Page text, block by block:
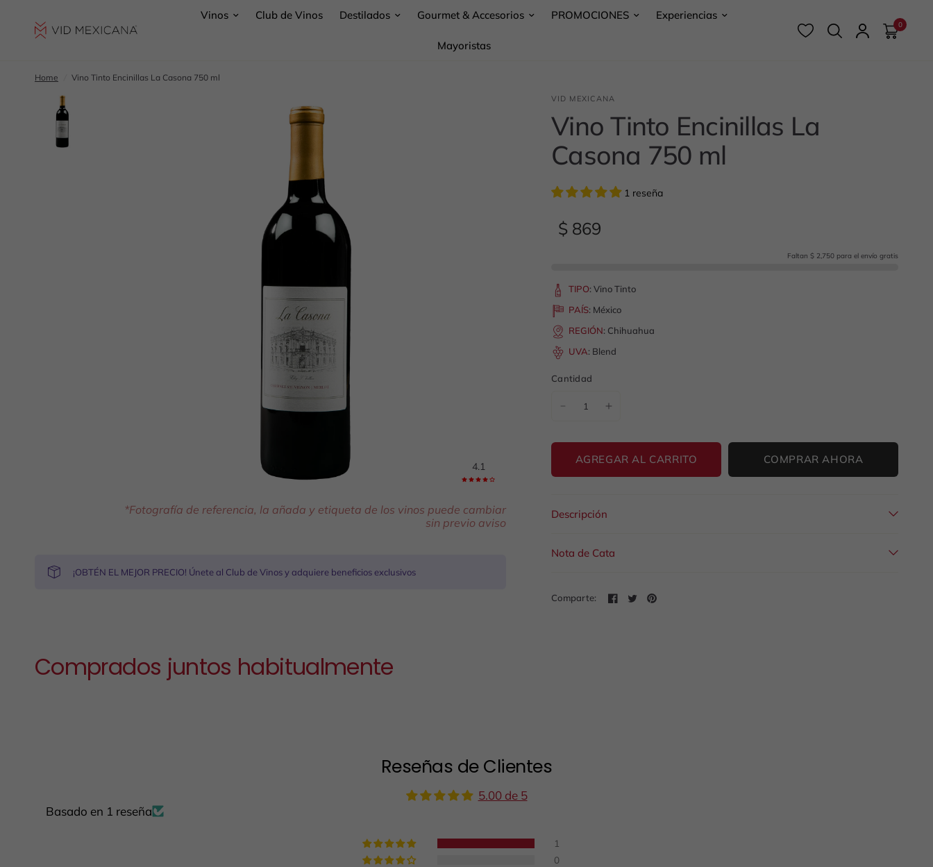
Vinos Club de Vinos Destilados Gourmet & Accesorios PROMOCIONES Experiencias
Mayoristas
0
Home Vino Tinto Encinillas La Casona 750 ml
4.1
*Fotografía de referencia, la añada y etiqueta de los vinos puede cambiar
sin previo aviso
¡OBTÉN EL MEJOR PRECIO! Únete al Club de Vinos y adquiere beneficios exclusivos
VID MEXICANA
Vino Tinto Encinillas La
Casona 750 ml
1 reseña
$ 869
Faltan $ 2,750 para el envío gratis
TIPO: Vino Tinto
PAÍS: México
REGIÓN: Chihuahua
UVA: Blend
Cantidad
AGREGAR AL CARRITO COMPRAR AHORA
Descripción
Nota de Cata
Comparte:
Comprados juntos habitualmente
Reseñas de Clientes
5.00 de 5
Basado en 1 reseña
1
0